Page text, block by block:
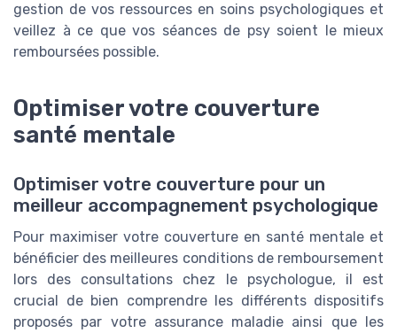
gestion de vos ressources en soins psychologiques et
veillez à ce que vos séances de psy soient le mieux
remboursées possible.
Optimiser votre couverture
santé mentale
Optimiser votre couverture pour un
meilleur accompagnement psychologique
Pour maximiser votre couverture en santé mentale et
bénéficier des meilleures conditions de remboursement
lors des consultations chez le psychologue, il est
crucial de bien comprendre les différents dispositifs
proposés par votre assurance maladie ainsi que les